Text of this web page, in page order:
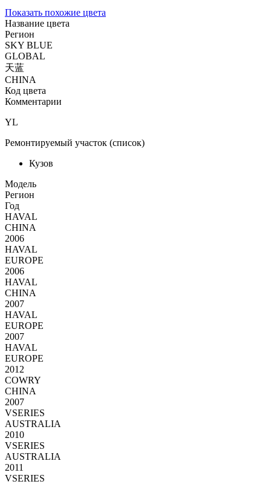
Показать похожие цвета
Название цвета
Регион
SKY BLUE
GLOBAL
天蓝
CHINA
Код цвета
Комментарии
YL
Ремонтируемый участок (список)
Кузов
Moдель
Регион
Год
HAVAL
CHINA
2006
HAVAL
EUROPE
2006
HAVAL
CHINA
2007
HAVAL
EUROPE
2007
HAVAL
EUROPE
2012
COWRY
CHINA
2007
VSERIES
AUSTRALIA
2010
VSERIES
AUSTRALIA
2011
VSERIES